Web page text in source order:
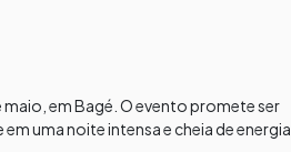
em Bagé. O evento promete ser
uma noite intensa e cheia de energia.